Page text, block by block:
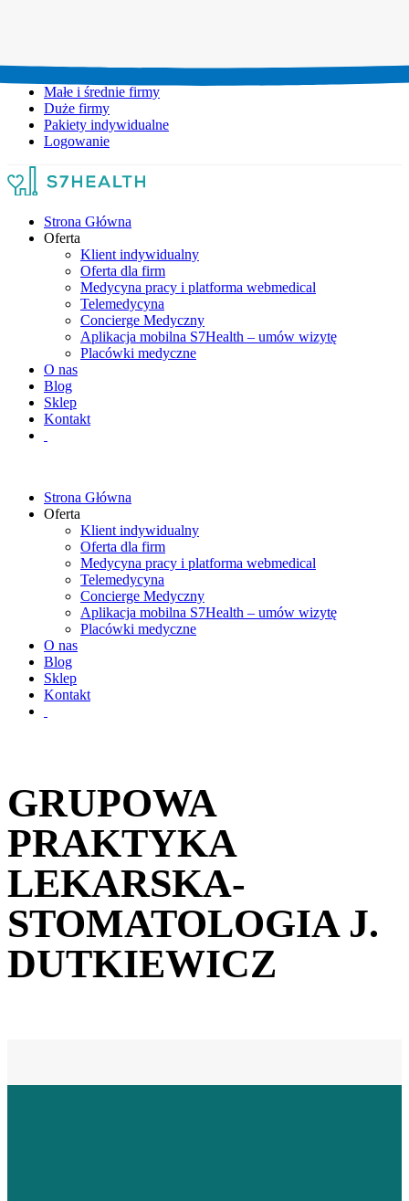
Małe i średnie firmy
Duże firmy
Pakiety indywidualne
Logowanie
Strona Główna
Oferta
Klient indywidualny
Oferta dla firm
Medycyna pracy i platforma webmedical
Telemedycyna
Concierge Medyczny
Aplikacja mobilna S7Health – umów wizytę
Placówki medyczne
O nas
Blog
Sklep
Kontakt
Strona Główna
Oferta
Klient indywidualny
Oferta dla firm
Medycyna pracy i platforma webmedical
Telemedycyna
Concierge Medyczny
Aplikacja mobilna S7Health – umów wizytę
Placówki medyczne
O nas
Blog
Sklep
Kontakt
GRUPOWA
PRAKTYKA
LEKARSKA-
STOMATOLOGIA J.
DUTKIEWICZ